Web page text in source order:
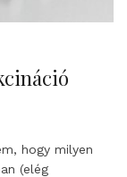
hogy milyen
(elég